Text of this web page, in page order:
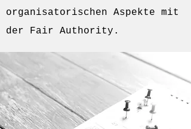
organisatorischen Aspekte mit
der Fair Authority.